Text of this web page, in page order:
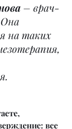
– врач-
на таких
все